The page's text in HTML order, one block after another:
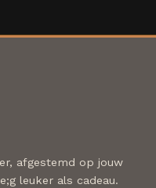
afgestemd op jouw
leuker als cadeau.